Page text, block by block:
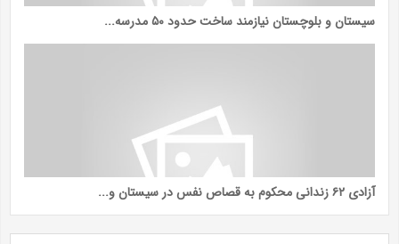
سیستان و بلوچستان نیازمند ساخت حدود ۵۰ مدرسه...
آزادی ۶۲ زندانی محکوم به قصاص نفس در سیستان و...